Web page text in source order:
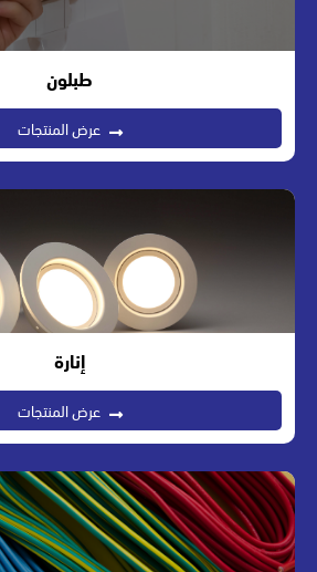
طبلون
عرض المنتجات
إنارة
عرض المنتجات